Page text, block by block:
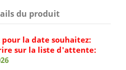
du produit
la date souhaitez:
sur la liste d'attente: